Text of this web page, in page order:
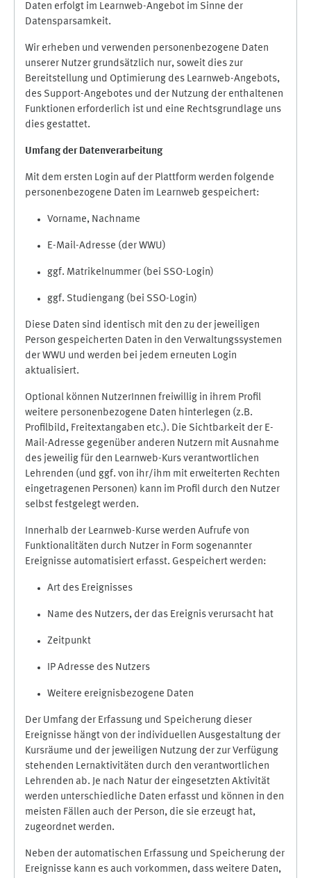
Daten erfolgt im Learnweb-Angebot im Sinne der
Datensparsamkeit.
Wir erheben und verwenden personenbezogene Daten
unserer Nutzer grundsätzlich nur, soweit dies zur
Bereitstellung und Optimierung des Learnweb-Angebots,
des Support-Angebotes und der Nutzung der enthaltenen
Funktionen erforderlich ist und eine Rechtsgrundlage uns
dies gestattet.
Umfang der Datenverarbeitung
Mit dem ersten Login auf der Plattform werden folgende
personenbezogene Daten im Learnweb gespeichert:
Vorname, Nachname
E-Mail-Adresse (der WWU)
ggf. Matrikelnummer (bei SSO-Login)
ggf. Studiengang (bei SSO-Login)
Diese Daten sind identisch mit den zu der jeweiligen
Person gespeicherten Daten in den Verwaltungssystemen
der WWU und werden bei jedem erneuten Login
aktualisiert.
Optional können NutzerInnen freiwillig in ihrem Profil
weitere personenbezogene Daten hinterlegen (z.B.
Profilbild, Freitextangaben etc.). Die Sichtbarkeit der E-
Mail-Adresse gegenüber anderen Nutzern mit Ausnahme
des jeweilig für den Learnweb-Kurs verantwortlichen
Lehrenden (und ggf. von ihr/ihm mit erweiterten Rechten
eingetragenen Personen) kann im Profil durch den Nutzer
selbst festgelegt werden.
Innerhalb der Learnweb-Kurse werden Aufrufe von
Funktionalitäten durch Nutzer in Form sogenannter
Ereignisse automatisiert erfasst. Gespeichert werden:
Art des Ereignisses
Name des Nutzers, der das Ereignis verursacht hat
Zeitpunkt
IP Adresse des Nutzers
Weitere ereignisbezogene Daten
Der Umfang der Erfassung und Speicherung dieser
Ereignisse hängt von der individuellen Ausgestaltung der
Kursräume und der jeweiligen Nutzung der zur Verfügung
stehenden Lernaktivitäten durch den verantwortlichen
Lehrenden ab. Je nach Natur der eingesetzten Aktivität
werden unterschiedliche Daten erfasst und können in den
meisten Fällen auch der Person, die sie erzeugt hat,
zugeordnet werden.
Neben der automatischen Erfassung und Speicherung der
Ereignisse kann es auch vorkommen, dass weitere Daten,